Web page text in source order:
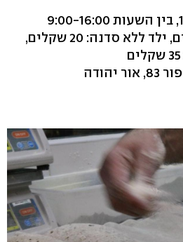
מבוגר: 15 שקלים, ילד ללא סדנה: 20 שקלים,